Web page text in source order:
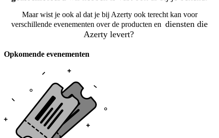
Maar wist je ook al dat je bij Azerty ook terecht kan voor
verschillende evenementen over de producten en diensten die
Azerty levert?
Opkomende evenementen